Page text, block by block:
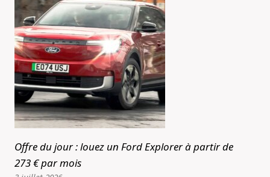
Offre du jour : louez un Ford Explorer à partir de
273 € par mois